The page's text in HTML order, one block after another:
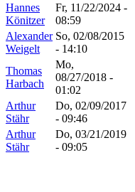
Hannes
Könitzer
Fr, 11/22/2024 -
08:59
Alexander
Weigelt
So, 02/08/2015
- 14:10
Thomas
Harbach
Mo,
08/27/2018 -
01:02
Arthur
Stähr
Do, 02/09/2017
- 09:46
Arthur
Stähr
Do, 03/21/2019
- 09:05